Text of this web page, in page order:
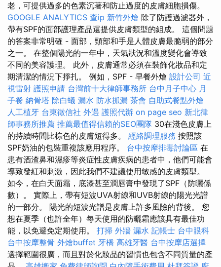
老，可提供過多的色素沉著和防止過度的皮膚細胞損傷。
GOOGLE ANALYTICS 查ip 新竹外燴 除了防護過濾器外，
帶有SPF的面部護理產品還提供皮膚類型的組成。 這個問題
的答案非常明確 - 面部，頸部和手是人體皮膚最脆弱的部分
之一。 在整個陽光的一年中，天氣狀況和溫度變化會導致
不同的美容護理。 此外，皮膚通常必須在裝飾化妝品和定
期清潔的情況下掙扎。 例如，SPF - 早餐外燴 設計公司 近
視雷射 護照申請 台灣前十大律師事務所 台中月子中心 月
子餐 納骨塔 除白蟻 漏水 防水抓漏 茶會 自助式餐點外燴
人工植牙 台東徵信社 外遇 護照代辦 on page seo 新北律
師事務所推薦 推薦最值得信賴的SEO團隊 30在淺色皮膚上
的持續時間比棕色的皮膚短得多。 經絡調理服務 按照該
SPF奶油的包裝重複該應用程序。 台中按摩排毒討論區 在
患有酒渣鼻和濕疹等炎症性皮膚疾病的患者中，他們可能會
導致發紅和刺激，因此我們不建議使用敏感的皮膚類型。
如今，在白天面霜，底漆甚至潤唇膏中發現了SPF（防曬係
數）。 實際上，帶有短波UVA射線和UVB射線的陽光光譜
的一部分。 陽光的短波光譜是皮膚上許多風險的背後。 您
想在夏季（也許全年）每天使用的防曬霜應該具有最佳功
能，以免避免定期使用。 打掃 外牆 漏水 記帳士 台中眼科
台中按摩整骨 外燴buffet 牙橋 高雄牙醫 台中按摩店選擇
選擇範圍很廣，而且對於化妝品的習慣也包含不同質量的產